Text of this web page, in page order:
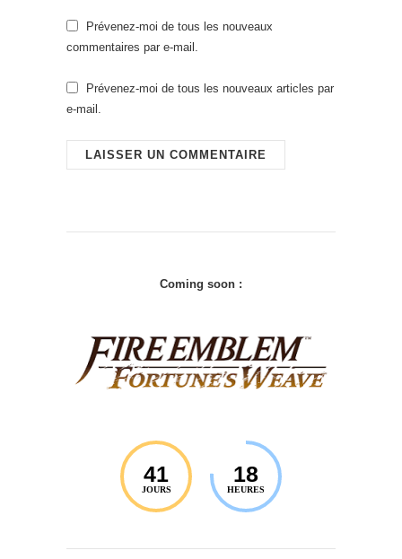
Prévenez-moi de tous les nouveaux
commentaires par e-mail.
Prévenez-moi de tous les nouveaux articles par
e-mail.
Coming soon :
41
JOURS
18
HEURES